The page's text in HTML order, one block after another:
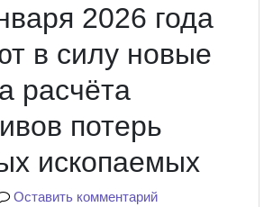
2026 года
в силу новые
расчёта
потерь
ископаемых
Оставить комментарий